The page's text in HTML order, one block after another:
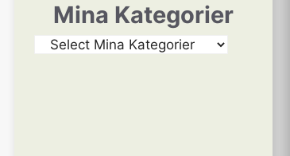
Mina Kategorier